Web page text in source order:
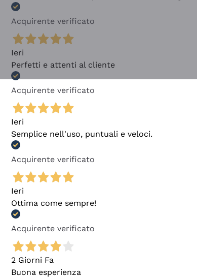
Acquirente verificato
Ieri
Perfetti e attenti al cliente
Acquirente verificato
Ieri
Semplice nell'uso, puntuali e veloci.
Acquirente verificato
Ieri
Ottima come sempre!
Acquirente verificato
2 Giorni Fa
Buona esperienza